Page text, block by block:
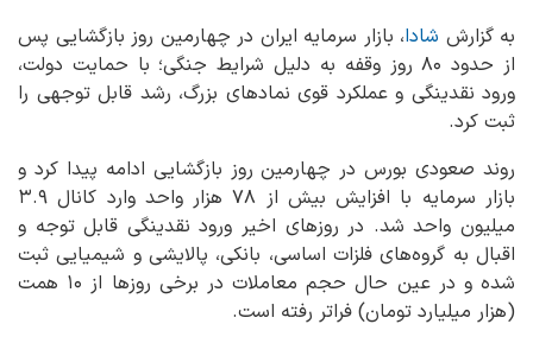
به گزارش شادا، بازار سرمایه ایران در چهارمین روز بازگشایی پس
از حدود ۸۰ روز وقفه به دلیل شرایط جنگی؛ با حمایت دولت،
ورود نقدینگی و عملکرد قوی نمادهای بزرگ، رشد قابل توجهی را
ثبت کرد.
روند صعودی بورس در چهارمین روز بازگشایی ادامه پیدا کرد و
بازار سرمایه با افزایش بیش از ۷۸ هزار واحد وارد کانال ۳.۹
میلیون واحد شد. در روزهای اخیر ورود نقدینگی قابل توجه و
اقبال به گروه‌های فلزات اساسی، بانکی، پالایشی و شیمیایی ثبت
شده و در عین حال حجم معاملات در برخی روزها از ۱۰ همت
(هزار میلیارد تومان) فراتر رفته است.